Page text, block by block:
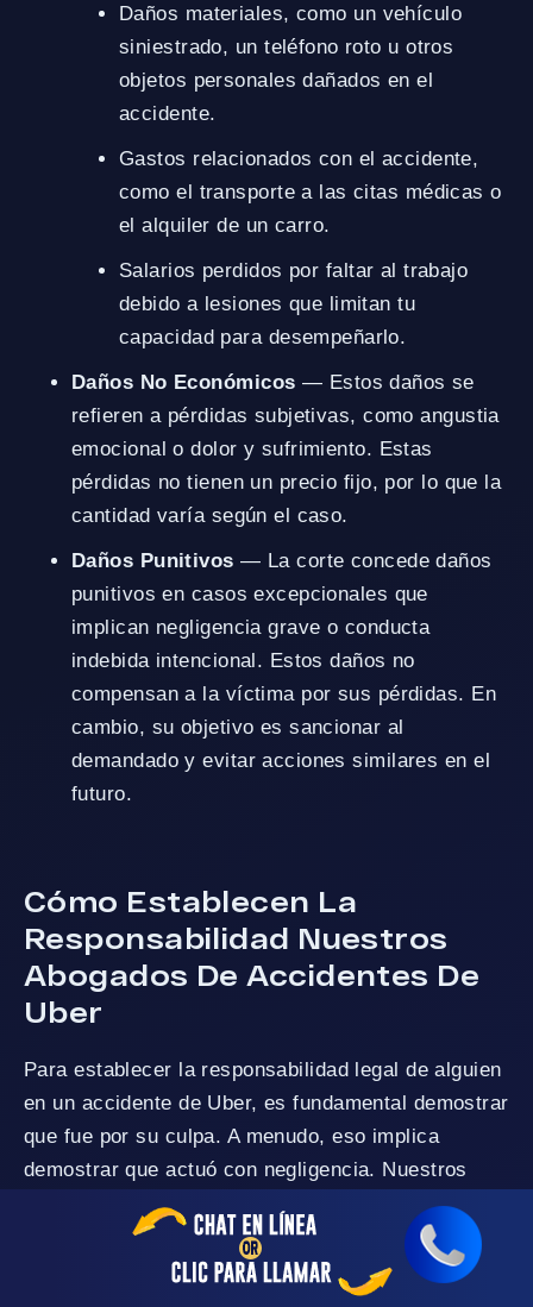
Daños materiales, como un vehículo
siniestrado, un teléfono roto u otros
objetos personales dañados en el
accidente.
Gastos relacionados con el accidente,
como el transporte a las citas médicas o
el alquiler de un carro.
Salarios perdidos por faltar al trabajo
debido a lesiones que limitan tu
capacidad para desempeñarlo.
Daños No Económicos — Estos daños se
refieren a pérdidas subjetivas, como angustia
emocional o dolor y sufrimiento. Estas
pérdidas no tienen un precio fijo, por lo que la
cantidad varía según el caso.
Daños Punitivos — La corte concede daños
punitivos en casos excepcionales que
implican negligencia grave o conducta
indebida intencional. Estos daños no
compensan a la víctima por sus pérdidas. En
cambio, su objetivo es sancionar al
demandado y evitar acciones similares en el
futuro.
Cómo Establecen La
Responsabilidad Nuestros
Abogados De Accidentes De
Uber
Para establecer la responsabilidad legal de alguien
en un accidente de Uber, es fundamental demostrar
que fue por su culpa. A menudo, eso implica
demostrar que actuó con negligencia. Nuestros
abogados de accidentes de Uber en Moreno Valley
trabajan para ayudar a establecer los siguientes
elementos de negligencia: